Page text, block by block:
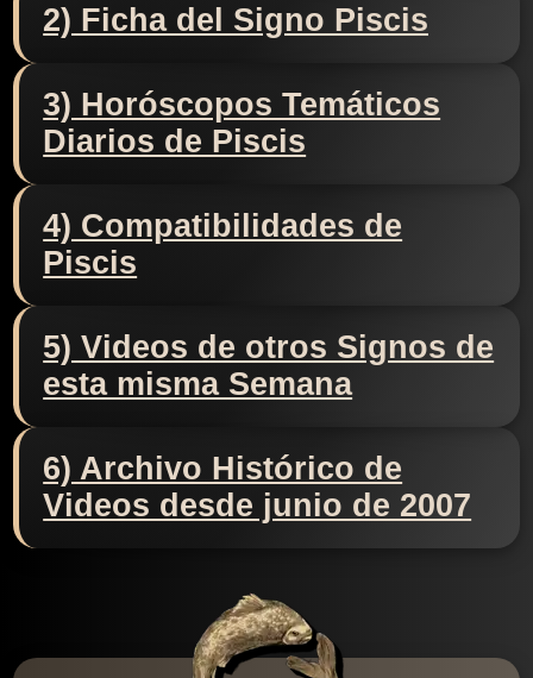
2) Ficha del Signo Piscis
3) Horóscopos Temáticos
Diarios de Piscis
4) Compatibilidades de
Piscis
5) Videos de otros Signos de
esta misma Semana
6) Archivo Histórico de
Videos desde junio de 2007